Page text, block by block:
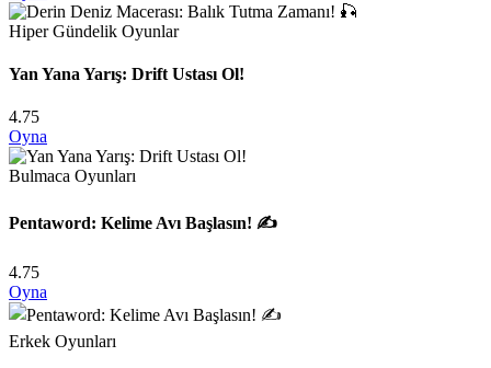
Hiper Gündelik Oyunlar
Yan Yana Yarış: Drift Ustası Ol!
4.75
Oyna
Bulmaca Oyunları
Pentaword: Kelime Avı Başlasın! ✍️
4.75
Oyna
Erkek Oyunları